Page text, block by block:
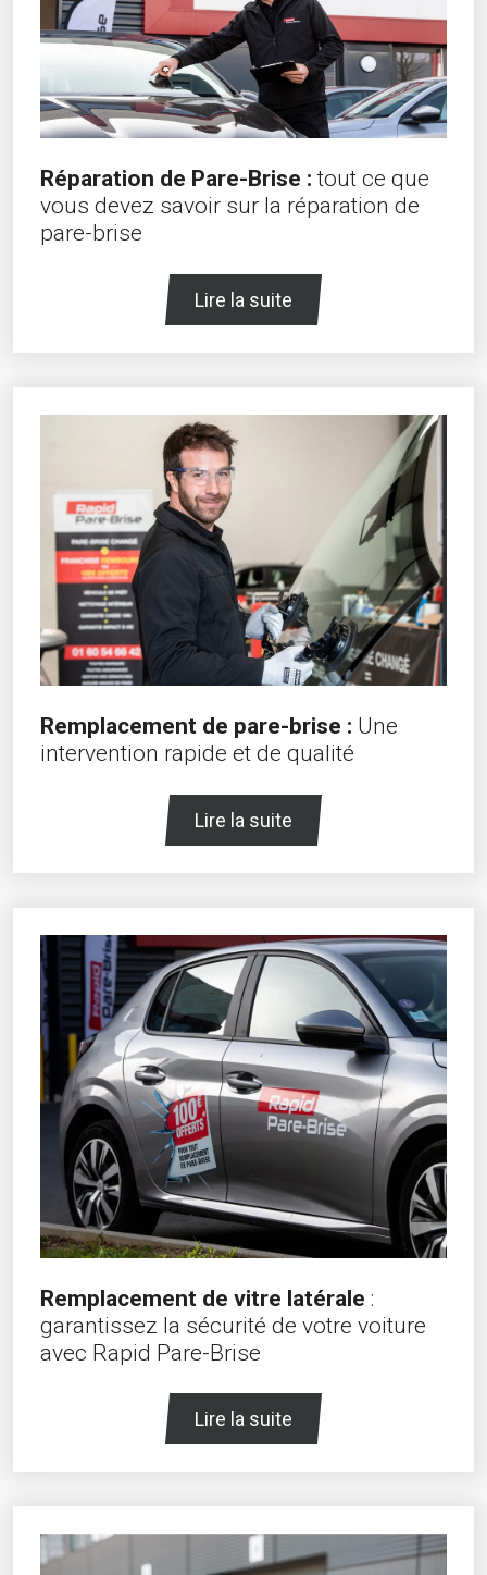
Réparation de Pare-Brise : tout ce que
vous devez savoir sur la réparation de
pare-brise
Lire la suite
Remplacement de pare-brise : Une
intervention rapide et de qualité
Lire la suite
Remplacement de vitre latérale :
garantissez la sécurité de votre voiture
avec Rapid Pare-Brise
Lire la suite